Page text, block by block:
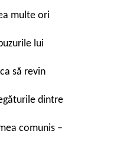
multe ori
lui
să revin
dintre
comunis –